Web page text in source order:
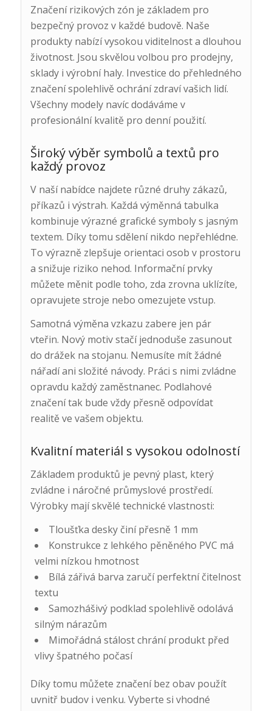
Značení rizikových zón je základem pro
bezpečný provoz v každé budově. Naše
produkty nabízí vysokou viditelnost a dlouhou
životnost. Jsou skvělou volbou pro prodejny,
sklady i výrobní haly. Investice do přehledného
značení spolehlivě ochrání zdraví vašich lidí.
Všechny modely navíc dodáváme v
profesionální kvalitě pro denní použití.
Široký výběr symbolů a textů pro
každý provoz
V naší nabídce najdete různé druhy zákazů,
příkazů i výstrah. Každá výměnná tabulka
kombinuje výrazné grafické symboly s jasným
textem. Díky tomu sdělení nikdo nepřehlédne.
To výrazně zlepšuje orientaci osob v prostoru
a snižuje riziko nehod. Informační prvky
můžete měnit podle toho, zda zrovna uklízíte,
opravujete stroje nebo omezujete vstup.
Samotná výměna vzkazu zabere jen pár
vteřin. Nový motiv stačí jednoduše zasunout
do drážek na stojanu. Nemusíte mít žádné
nářadí ani složité návody. Práci s nimi zvládne
opravdu každý zaměstnanec. Podlahové
značení tak bude vždy přesně odpovídat
realitě ve vašem objektu.
Kvalitní materiál s vysokou odolností
Základem produktů je pevný plast, který
zvládne i náročné průmyslové prostředí.
Výrobky mají skvělé technické vlastnosti:
Tloušťka desky činí přesně 1 mm
Konstrukce z lehkého pěněného PVC má
velmi nízkou hmotnost
Bílá zářivá barva zaručí perfektní čitelnost
textu
Samozhášivý podklad spolehlivě odolává
silným nárazům
Mimořádná stálost chrání produkt před
vlivy špatného počasí
Díky tomu můžete značení bez obav použít
uvnitř budov i venku. Vyberte si vhodné